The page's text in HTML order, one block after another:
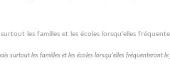
surtout les familles et les écoles lorsqu'elles fréquenteront